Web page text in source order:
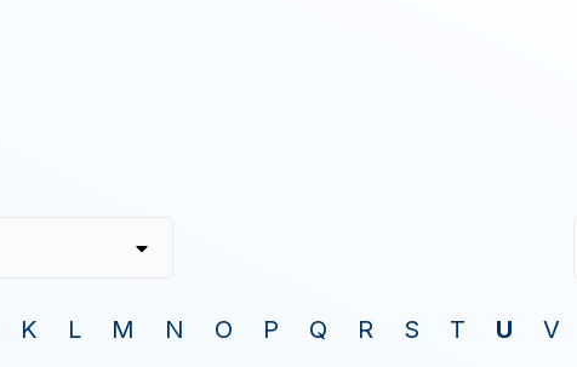
K L M N O P Q R S T U V